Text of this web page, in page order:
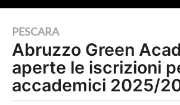
1
a
n
n
PESCARA
Abruzzo Green
aperte le iscrizioni
accademici 2025/